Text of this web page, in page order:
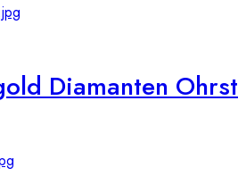
bis
Diamanten